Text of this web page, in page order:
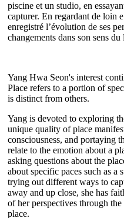
piscine et un studio, en
capturer. En regardant de loin
enregistré l’évolution de ses
changements dans son sens du
Yang Hwa Seon's interest
Place refers to a portion of
is distinct from others.
Yang is devoted to exploring
unique quality of place
consciousness, and portaying
relate to the emotion about a
asking questions about the
about specific paces such as
trying out different ways to
away and up close, she has
of her perspectives through
place.